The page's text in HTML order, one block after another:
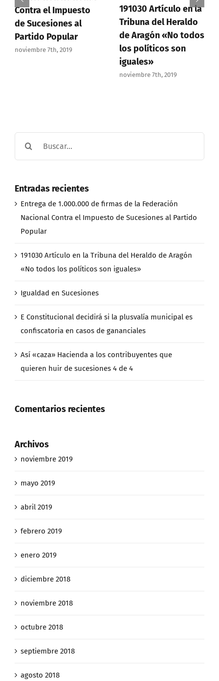
Contra el Impuesto
de Sucesiones al
Partido Popular
noviembre 7th, 2019
191030 Artículo en la
Tribuna del Heraldo
de Aragón «No todos
los políticos son
iguales»
noviembre 7th, 2019
Entradas recientes
Entrega de 1.000.000 de firmas de la Federación
Nacional Contra el Impuesto de Sucesiones al Partido
Popular
191030 Artículo en la Tribuna del Heraldo de Aragón
«No todos los políticos son iguales»
Igualdad en Sucesiones
E Constitucional decidirá si la plusvalía municipal es
confiscatoria en casos de gananciales
Así «caza» Hacienda a los contribuyentes que
quieren huir de sucesiones 4 de 4
Comentarios recientes
Archivos
noviembre 2019
mayo 2019
abril 2019
febrero 2019
enero 2019
diciembre 2018
noviembre 2018
octubre 2018
septiembre 2018
agosto 2018